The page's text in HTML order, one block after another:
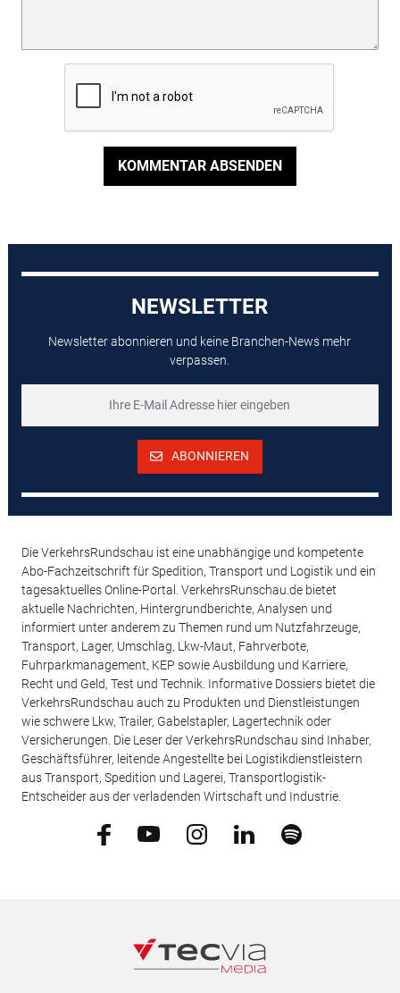
KOMMENTAR ABSENDEN
NEWSLETTER
Newsletter abonnieren und keine Branchen-News mehr
verpassen.
ABONNIEREN
Die VerkehrsRundschau ist eine unabhängige und kompetente
Abo-Fachzeitschrift für Spedition, Transport und Logistik und ein
tagesaktuelles Online-Portal. VerkehrsRunschau.de bietet
aktuelle Nachrichten, Hintergrundberichte, Analysen und
informiert unter anderem zu Themen rund um Nutzfahrzeuge,
Transport, Lager, Umschlag, Lkw-Maut, Fahrverbote,
Fuhrparkmanagement, KEP sowie Ausbildung und Karriere,
Recht und Geld, Test und Technik. Informative Dossiers bietet die
VerkehrsRundschau auch zu Produkten und Dienstleistungen
wie schwere Lkw, Trailer, Gabelstapler, Lagertechnik oder
Versicherungen. Die Leser der VerkehrsRundschau sind Inhaber,
Geschäftsführer, leitende Angestellte bei Logistikdienstleistern
aus Transport, Spedition und Lagerei, Transportlogistik-
Entscheider aus der verladenden Wirtschaft und Industrie.